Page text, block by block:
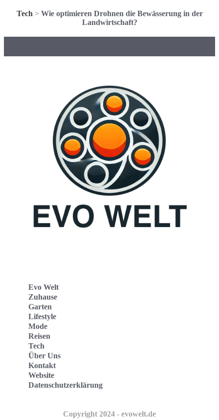
Tech > Wie optimieren Drohnen die Bewässerung in der
Landwirtschaft?
Evo Welt
Zuhause
Garten
Lifestyle
Mode
Reisen
Tech
Über Uns
Kontakt
Website
Datenschutzerklärung
Copyright 2024 - evowelt.de